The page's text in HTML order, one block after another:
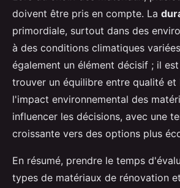
doivent être pris en compte. La
primordiale, surtout dans des
à des conditions climatiques
également un élément décisif ; il
trouver un équilibre entre qualité et
l'impact environnemental des
influencer les décisions, avec une
croissante vers des options plus
En résumé, prendre le temps
types de matériaux de rénovation